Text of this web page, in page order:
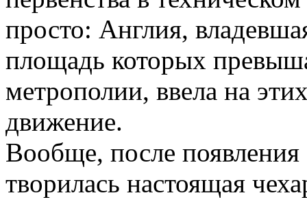
просто: Англия,
площадь которых
метрополии, ввела на
движение.
Вообще, после
творилась настоящая